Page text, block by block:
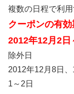
複数の日程で利
クーポンの有
2012年12月2日
除外日
2012年12月8日
1～2日